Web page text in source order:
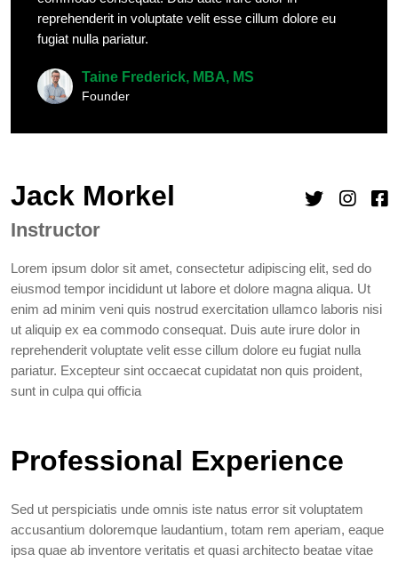
reprehenderit in voluptate velit esse cillum dolore eu
fugiat nulla pariatur.
Taine Frederick, MBA, MS
Founder
Jack Morkel
Instructor
Lorem ipsum dolor sit amet, consectetur adipiscing elit, sed do
eiusmod tempor incididunt ut labore et dolore magna aliqua. Ut
enim ad minim veni quis nostrud exercitation ullamco laboris nisi
ut aliquip ex ea commodo consequat. Duis aute irure dolor in
reprehenderit voluptate velit esse cillum dolore eu fugiat nulla
pariatur. Excepteur sint occaecat cupidatat non quis proident,
sunt in culpa qui officia
Professional Experience
Sed ut perspiciatis unde omnis iste natus error sit voluptatem
accusantium doloremque laudantium, totam rem aperiam, eaque
ipsa quae ab inventore veritatis et quasi architecto beatae vitae